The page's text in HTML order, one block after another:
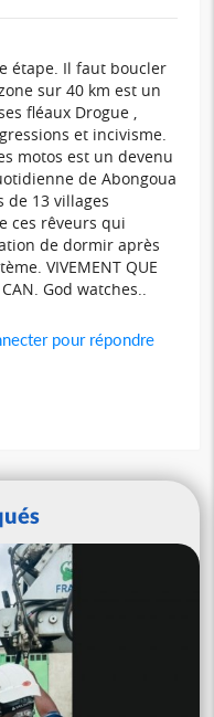
étape. Il faut boucler
sur 40 km est un
fléaux Drogue ,
et incivisme.
motos est un devenu
de Abongoua
de 13 villages
ces rêveurs qui
de dormir après
VIVEMENT QUE
CAN. God watches..
pour répondre